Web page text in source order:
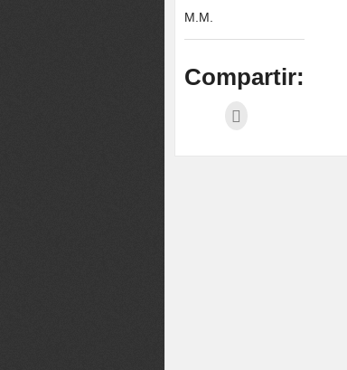
M.M.
Compartir: